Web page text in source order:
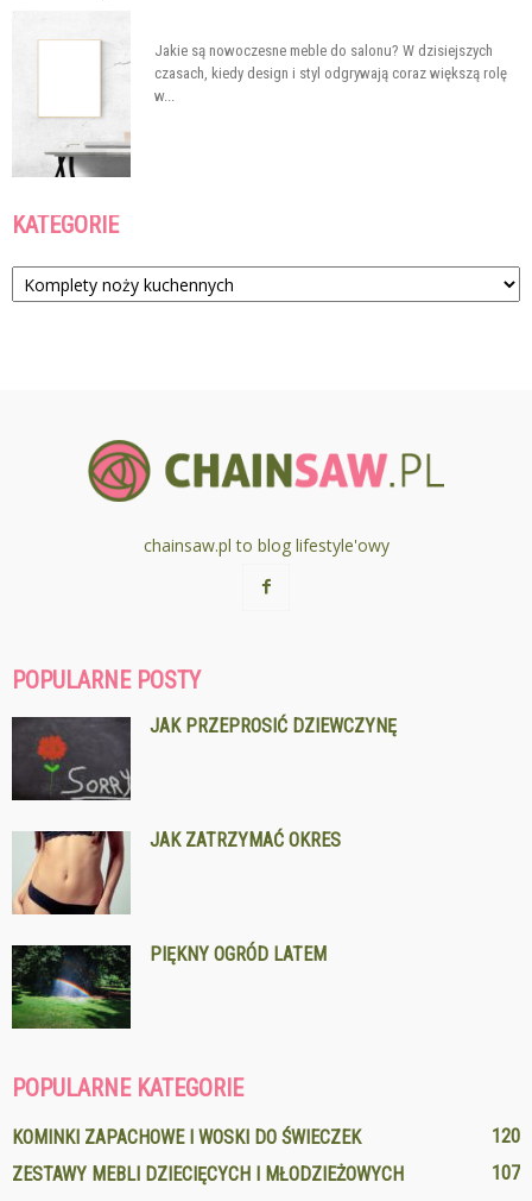
Jakie są nowoczesne meble do salonu? W dzisiejszych
czasach, kiedy design i styl odgrywają coraz większą rolę
w...
KATEGORIE
Kategorie
chainsaw.pl to blog lifestyle'owy
POPULARNE POSTY
JAK PRZEPROSIĆ DZIEWCZYNĘ
JAK ZATRZYMAĆ OKRES
PIĘKNY OGRÓD LATEM
POPULARNE KATEGORIE
KOMINKI ZAPACHOWE I WOSKI DO ŚWIECZEK
120
ZESTAWY MEBLI DZIECIĘCYCH I MŁODZIEŻOWYCH
107